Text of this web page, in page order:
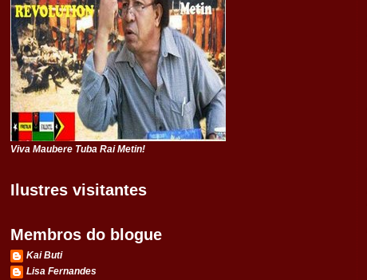
Viva Maubere Tuba Rai Metin!
Ilustres visitantes
Membros do blogue
Kai Buti
Lisa Fernandes